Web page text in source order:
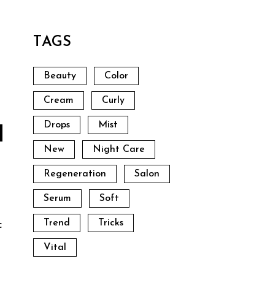
TAGS
Beauty Color
Cream Curly
Drops Mist
New Night Care
Regeneration Salon
Serum Soft
Trend Tricks
Vital